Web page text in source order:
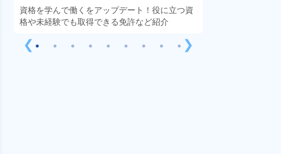
❮
資格を学んで働くをアップデート！役に立つ資
格や未経験でも取得できる免許など紹介
❯